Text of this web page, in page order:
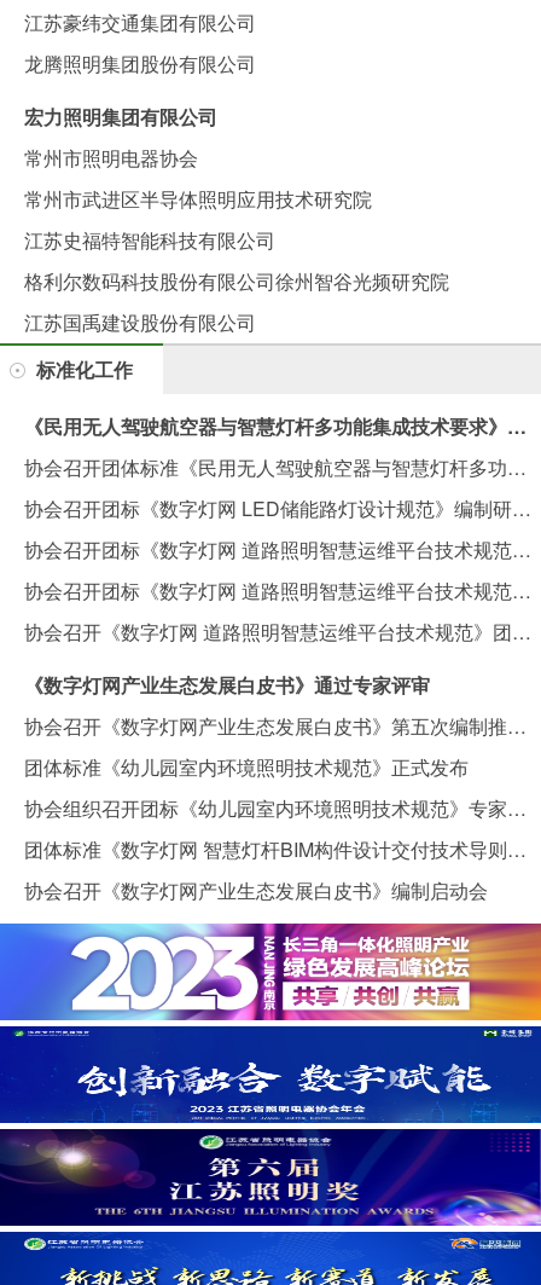
江苏豪纬交通集团有限公司
龙腾照明集团股份有限公司
宏力照明集团有限公司
常州市照明电器协会
常州市武进区半导体照明应用技术研究院
江苏史福特智能科技有限公司
格利尔数码科技股份有限公司徐州智谷光频研究院
江苏国禹建设股份有限公司
标准化工作
《民用无人驾驶航空器与智慧灯杆多功能集成技术要求》团体标准编制组第二次工作会议在南京召开
协会召开团体标准《民用无人驾驶航空器与智慧灯杆多功能集成技术要求》编制启动会
协会召开团标《数字灯网 LED储能路灯设计规范》编制研讨会
协会召开团标《数字灯网 道路照明智慧运维平台技术规范》专家审查会
协会召开团标《数字灯网 道路照明智慧运维平台技术规范》内部审查会
协会召开《数字灯网 道路照明智慧运维平台技术规范》团体标准编制启动会
《数字灯网产业生态发展白皮书》通过专家评审
协会召开《数字灯网产业生态发展白皮书》第五次编制推进会
团体标准《幼儿园室内环境照明技术规范》正式发布
协会组织召开团标《幼儿园室内环境照明技术规范》专家评审会
团体标准《数字灯网 智慧灯杆BIM构件设计交付技术导则》正式发布
协会召开《数字灯网产业生态发展白皮书》编制启动会